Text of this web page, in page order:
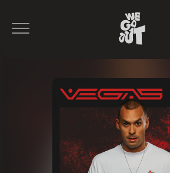
Vegas
https://www.instagram.com/dedgesp/